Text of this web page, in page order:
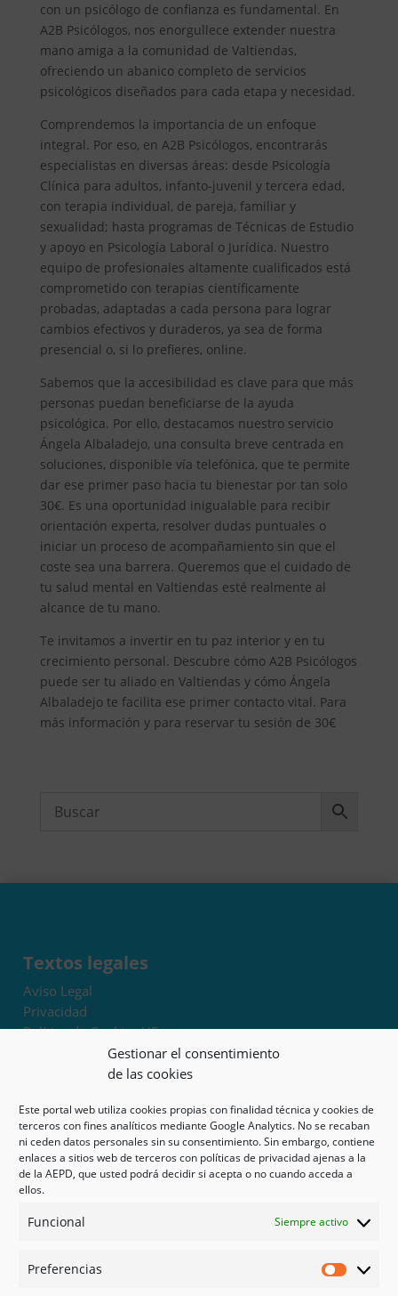
Gestionar el consentimiento
de las cookies
Este portal web utiliza cookies propias con finalidad técnica y cookies de
terceros con fines analíticos mediante Google Analytics. No se recaban
ni ceden datos personales sin su consentimiento. Sin embargo, contiene
enlaces a sitios web de terceros con políticas de privacidad ajenas a la
de la AEPD, que usted podrá decidir si acepta o no cuando acceda a
ellos.
Funcional Siempre activo
Preferencias
con un psicólogo de confianza es fundamental. En
A2B Psicólogos, nos enorgullece extender nuestra
mano amiga a la comunidad de Valtiendas,
ofreciendo un abanico completo de servicios
psicológicos diseñados para cada etapa y necesidad.
Comprendemos la importancia de un enfoque
integral. Por eso, en A2B Psicólogos, encontrarás
especialistas en diversas áreas: desde Psicología
Clínica para adultos, infanto-juvenil y tercera edad,
con terapia individual, de pareja, familiar y
sexualidad; hasta programas de Técnicas de Estudio
y apoyo en Psicología Laboral o Jurídica. Nuestro
equipo de profesionales altamente cualificados está
comprometido con terapias científicamente
probadas, adaptadas a cada persona para lograr
cambios efectivos y duraderos, ya sea de forma
presencial o, si lo prefieres, online.
Sabemos que la accesibilidad es clave para que más
personas puedan beneficiarse de la ayuda
psicológica. Por ello, destacamos nuestro servicio
Ángela Albaladejo, una consulta breve centrada en
soluciones, disponible vía telefónica, que te permite
dar ese primer paso hacia tu bienestar por tan solo
30€. Es una oportunidad inigualable para recibir
orientación experta, resolver dudas puntuales o
iniciar un proceso de acompañamiento sin que el
coste sea una barrera. Queremos que el cuidado de
tu salud mental en Valtiendas esté realmente al
alcance de tu mano.
Te invitamos a invertir en tu paz interior y en tu
crecimiento personal. Descubre cómo A2B Psicólogos
puede ser tu aliado en Valtiendas y cómo Ángela
Albaladejo te facilita ese primer contacto vital. Para
más información y para reservar tu sesión de 30€
Textos legales
Aviso Legal
Privacidad
Política de Cookies UE
Términos y condiciones
Exoneración de responsabilidad
Mapa del sitio
Mi cuenta
Tienda
Psicología en Murcia
Guías
Redes sociales